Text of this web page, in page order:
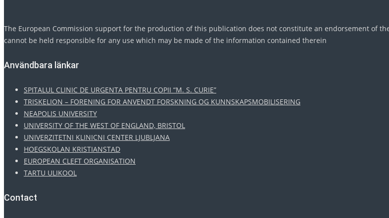
The European Commission support for the production of this publication does not constitute an endorsement of
cannot be held responsible for any use which may be made of the information contained therein
Användbara länkar
SPITALUL CLINIC DE URGENTA PENTRU COPII “M. S. CURIE”
TRISKELION – FORENING FOR ANVENDT FORSKNING OG KUNNSKAPSMOBILISERING
NEAPOLIS UNIVERSITY
UNIVERSITY OF THE WEST OF ENGLAND, BRISTOL
UNIVERZITETNI KLINICNI CENTER LJUBLJANA
HOEGSKOLAN KRISTIANSTAD
EUROPEAN CLEFT ORGANISATION
TARTU ULIKOOL
Contact